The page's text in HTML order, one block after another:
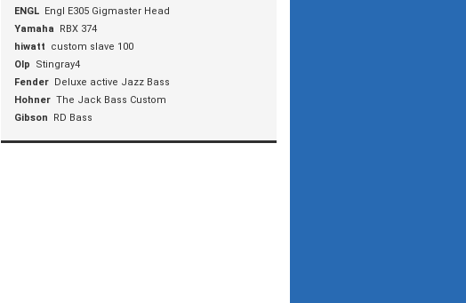
ENGL Engl E305 Gigmaster Head
Yamaha
RBX 374
hiwatt
custom slave 100
Olp
Stingray4
Fender Deluxe active Jazz Bass
Hohner The Jack Bass Custom
Gibson
RD Bass